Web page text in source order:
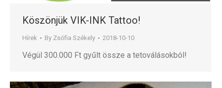
Köszönjük VIK-INK Tattoo!
Hírek By Zsófia Székely 2018-10-10
Végül 300.000 Ft gyűlt össze a tetoválásokból!